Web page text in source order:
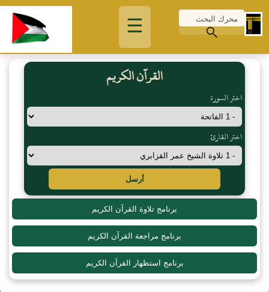
☰
القرآن الكريم
اختر السورة
اختر القارئ
أرسل
برنامج تلاوة القرآن الكريم
برنامج مراجعة القرآن الكريم
برنامج استظهار القرآن الكريم